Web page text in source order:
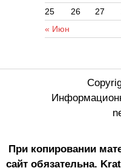
« Июн
25
26 27
При копировании
сайт обязательна.